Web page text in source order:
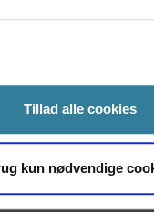
Tillad alle cookies
kun nødvendige